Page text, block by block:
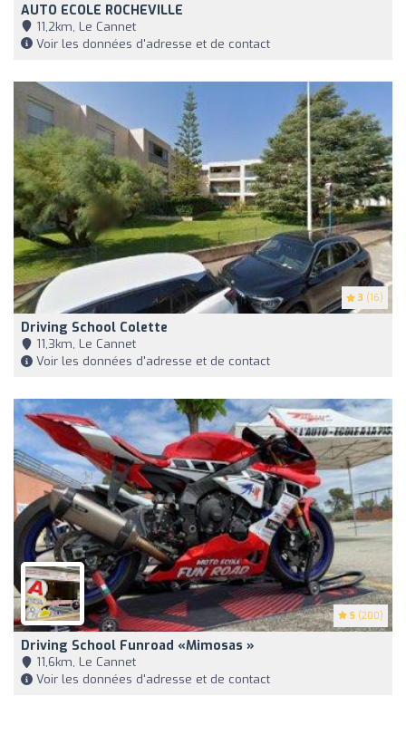
AUTO ECOLE ROCHEVILLE
11,2km, Le Cannet
Voir les données d'adresse et de contact
3 (16)
Driving School Colette
11,3km, Le Cannet
Voir les données d'adresse et de contact
5 (200)
Driving School Funroad «Mimosas »
11,6km, Le Cannet
Voir les données d'adresse et de contact